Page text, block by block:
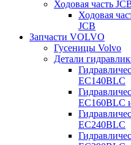
Ходовая часть
Ходовая
JCB
Запчасти VOLVO
Гусеницы Volvo
Детали
EC140BLC
EC160BLC
EC240BLC